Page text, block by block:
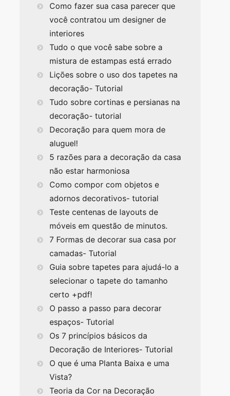
Como fazer sua casa parecer que
você contratou um designer de
interiores
Tudo o que você sabe sobre a
mistura de estampas está errado
Lições sobre o uso dos tapetes na
decoração- Tutorial
Tudo sobre cortinas e persianas na
decoração- tutorial
Decoração para quem mora de
aluguel!
5 razões para a decoração da casa
não estar harmoniosa
Como compor com objetos e
adornos decorativos- tutorial
Teste centenas de layouts de
móveis em questão de minutos.
7 Formas de decorar sua casa por
camadas- Tutorial
Guia sobre tapetes para ajudá-lo a
selecionar o tapete do tamanho
certo +pdf!
O passo a passo para decorar
espaços- Tutorial
Os 7 princípios básicos da
Decoração de Interiores- Tutorial
O que é uma Planta Baixa e uma
Vista?
Teoria da Cor na Decoração